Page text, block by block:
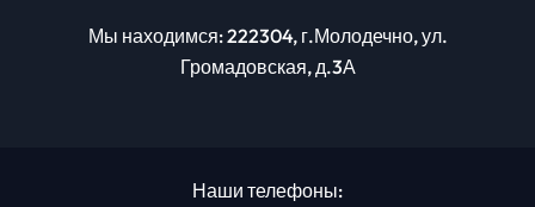
Мы находимся: 222304, г.Молодечно, ул.
Громадовская, д.3А
Наши телефоны: